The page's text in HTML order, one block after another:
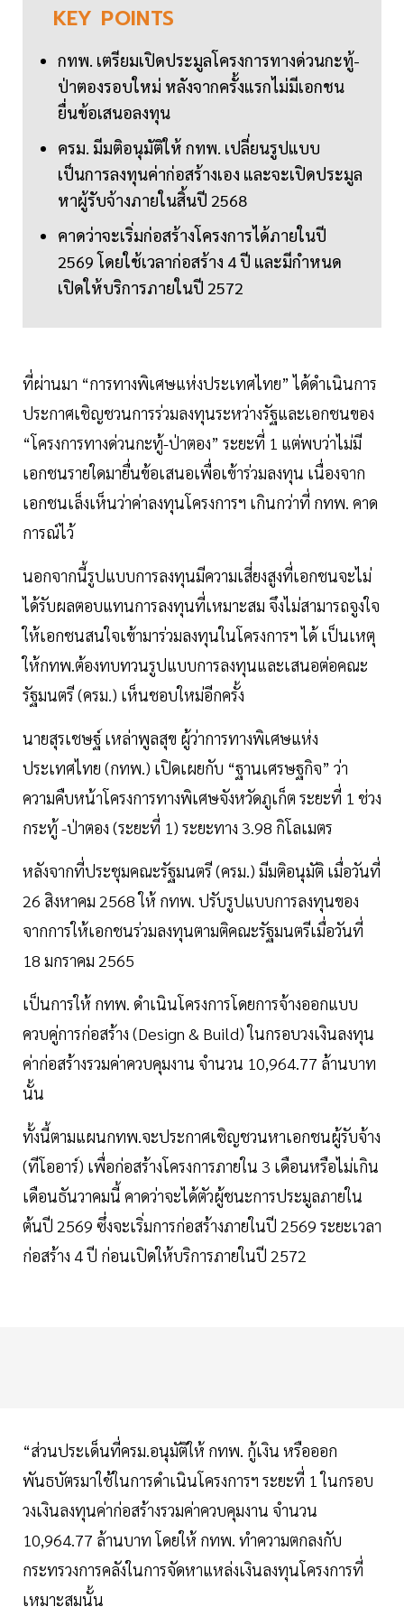
KEY POINTS
กทพ. เตรียมเปิดประมูลโครงการทางด่วนกะทู้-
ป่าตองรอบใหม่ หลังจากครั้งแรกไม่มีเอกชน
ยื่นข้อเสนอลงทุน
ครม. มีมติอนุมัติให้ กทพ. เปลี่ยนรูปแบบ
เป็นการลงทุนค่าก่อสร้างเอง และจะเปิดประมูล
หาผู้รับจ้างภายในสิ้นปี 2568
คาดว่าจะเริ่มก่อสร้างโครงการได้ภายในปี
2569 โดยใช้เวลาก่อสร้าง 4 ปี และมีกำหนด
เปิดให้บริการภายในปี 2572
ที่ผ่านมา “การทางพิเศษแห่งประเทศไทย” ได้ดำเนินการ
ประกาศเชิญชวนการร่วมลงทุนระหว่างรัฐและเอกชนของ
“โครงการทางด่วนกะทู้-ป่าตอง” ระยะที่ 1 แต่พบว่าไม่มี
เอกชนรายใดมายื่นข้อเสนอเพื่อเข้าร่วมลงทุน เนื่องจาก
เอกชนเล็งเห็นว่าค่าลงทุนโครงการฯ เกินกว่าที่ กทพ. คาด
การณ์ไว้
นอกจากนี้รูปแบบการลงทุนมีความเสี่ยงสูงที่เอกชนจะไม่
ได้รับผลตอบแทนการลงทุนที่เหมาะสม จึงไม่สามารถจูงใจ
ให้เอกชนสนใจเข้ามาร่วมลงทุนในโครงการฯ ได้ เป็นเหตุ
ให้กทพ.ต้องทบทวนรูปแบบการลงทุนและเสนอต่อคณะ
รัฐมนตรี (ครม.) เห็นชอบใหม่อีกครั้ง
นายสุรเชษฐ์ เหล่าพูลสุข ผู้ว่าการทางพิเศษแห่ง
ประเทศไทย (กทพ.) เปิดเผยกับ “ฐานเศรษฐกิจ” ว่า
ความคืบหน้าโครงการทางพิเศษจังหวัดภูเก็ต ระยะที่ 1 ช่วง
กระทู้ -ป่าตอง (ระยะที่ 1) ระยะทาง 3.98 กิโลเมตร
หลังจากที่ประชุมคณะรัฐมนตรี (ครม.) มีมติอนุมัติ เมื่อวันที่
26 สิงหาคม 2568 ให้ กทพ. ปรับรูปแบบการลงทุนของ
จากการให้เอกชนร่วมลงทุนตามติคณะรัฐมนตรีเมื่อวันที่
18 มกราคม 2565
เป็นการให้ กทพ. ดำเนินโครงการโดยการจ้างออกแบบ
ควบคู่การก่อสร้าง (Design & Build) ในกรอบวงเงินลงทุน
ค่าก่อสร้างรวมค่าควบคุมงาน จำนวน 10,964.77 ล้านบาท
นั้น
ทั้งนี้ตามแผนกทพ.จะประกาศเชิญชวนหาเอกชนผู้รับจ้าง
(ทีโออาร์) เพื่อก่อสร้างโครงการภายใน 3 เดือนหรือไม่เกิน
เดือนธันวาคมนี้ คาดว่าจะได้ตัวผู้ชนะการประมูลภายใน
ต้นปี 2569 ซึ่งจะเริ่มการก่อสร้างภายในปี 2569 ระยะเวลา
ก่อสร้าง 4 ปี ก่อนเปิดให้บริการภายในปี 2572
“ส่วนประเด็นที่ครม.อนุมัติให้ กทพ. กู้เงิน หรือออก
พันธบัตรมาใช้ในการดำเนินโครงการฯ ระยะที่ 1 ในกรอบ
วงเงินลงทุนค่าก่อสร้างรวมค่าควบคุมงาน จำนวน
10,964.77 ล้านบาท โดยให้ กทพ. ทำความตกลงกับ
กระทรวงการคลังในการจัดหาแหล่งเงินลงทุนโครงการที่
เหมาะสมนั้น